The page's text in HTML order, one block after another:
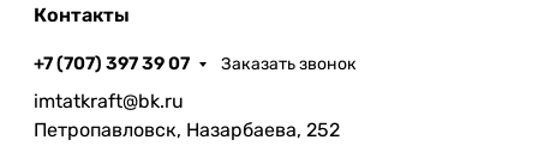
Контакты
+7 (707) 397 39 07 Заказать звонок
imtatkraft@bk.ru
Петропавловск, Назарбаева, 252